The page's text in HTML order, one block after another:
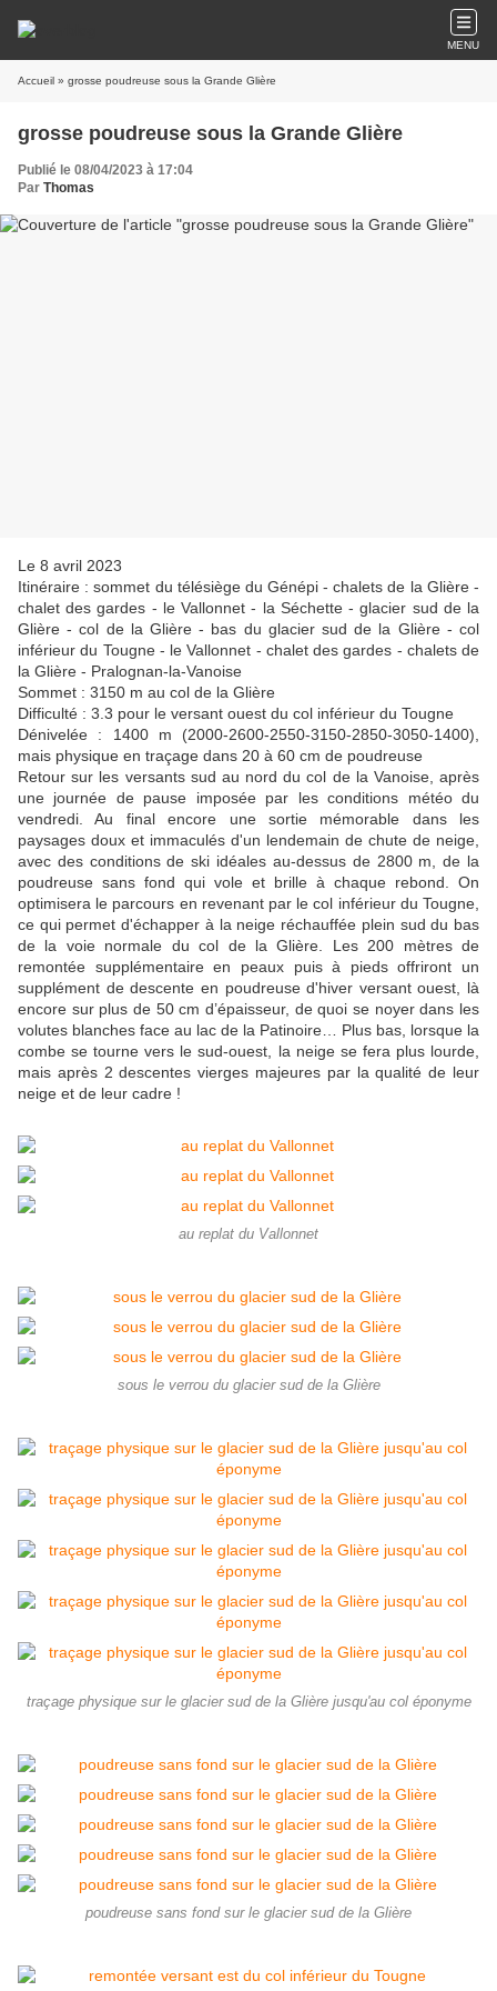
MENU
Accueil » grosse poudreuse sous la Grande Glière
grosse poudreuse sous la Grande Glière
Publié le 08/04/2023 à 17:04
Par Thomas
Le 8 avril 2023
Itinéraire : sommet du télésiège du Génépi - chalets de la Glière -
chalet des gardes - le Vallonnet - la Séchette - glacier sud de la
Glière - col de la Glière - bas du glacier sud de la Glière - col
inférieur du Tougne - le Vallonnet - chalet des gardes - chalets de
la Glière - Pralognan-la-Vanoise
Sommet : 3150 m au col de la Glière
Difficulté : 3.3 pour le versant ouest du col inférieur du Tougne
Dénivelée : 1400 m (2000-2600-2550-3150-2850-3050-1400),
mais physique en traçage dans 20 à 60 cm de poudreuse
Retour sur les versants sud au nord du col de la Vanoise, après
une journée de pause imposée par les conditions météo du
vendredi. Au final encore une sortie mémorable dans les
paysages doux et immaculés d'un lendemain de chute de neige,
avec des conditions de ski idéales au-dessus de 2800 m, de la
poudreuse sans fond qui vole et brille à chaque rebond. On
optimisera le parcours en revenant par le col inférieur du Tougne,
ce qui permet d'échapper à la neige réchauffée plein sud du bas
de la voie normale du col de la Glière. Les 200 mètres de
remontée supplémentaire en peaux puis à pieds offriront un
supplément de descente en poudreuse d'hiver versant ouest, là
encore sur plus de 50 cm d’épaisseur, de quoi se noyer dans les
volutes blanches face au lac de la Patinoire… Plus bas, lorsque la
combe se tourne vers le sud-ouest, la neige se fera plus lourde,
mais après 2 descentes vierges majeures par la qualité de leur
neige et de leur cadre !
au replat du Vallonnet
sous le verrou du glacier sud de la Glière
traçage physique sur le glacier sud de la Glière jusqu'au col éponyme
poudreuse sans fond sur le glacier sud de la Glière